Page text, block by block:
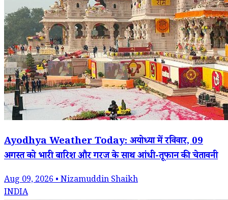
Ayodhya Weather Today: अयोध्या में रविवार, 09
अगस्त को भारी बारिश और गरज के साथ आंधी-तूफान की चेतावनी
Aug 09, 2026 • Nizamuddin Shaikh
INDIA